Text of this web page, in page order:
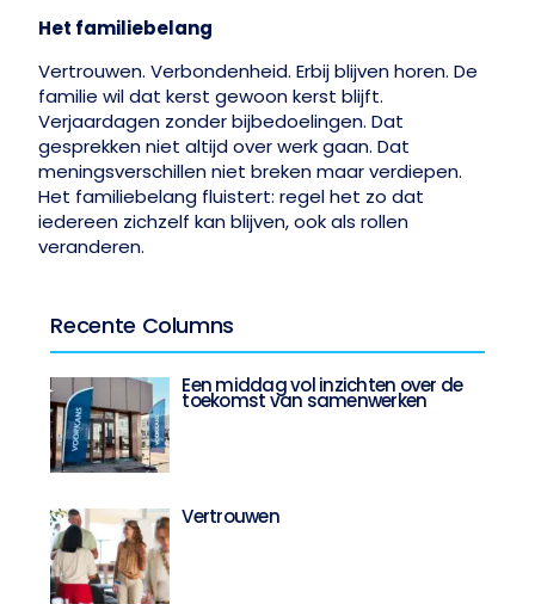
Het familiebelang
Vertrouwen. Verbondenheid. Erbij blijven horen. De
familie wil dat kerst gewoon kerst blijft.
Verjaardagen zonder bijbedoelingen. Dat
gesprekken niet altijd over werk gaan. Dat
meningsverschillen niet breken maar verdiepen.
Het familiebelang fluistert: regel het zo dat
iedereen zichzelf kan blijven, ook als rollen
veranderen.
Recente Columns
Een middag vol inzichten over de
toekomst van samenwerken
Vertrouwen